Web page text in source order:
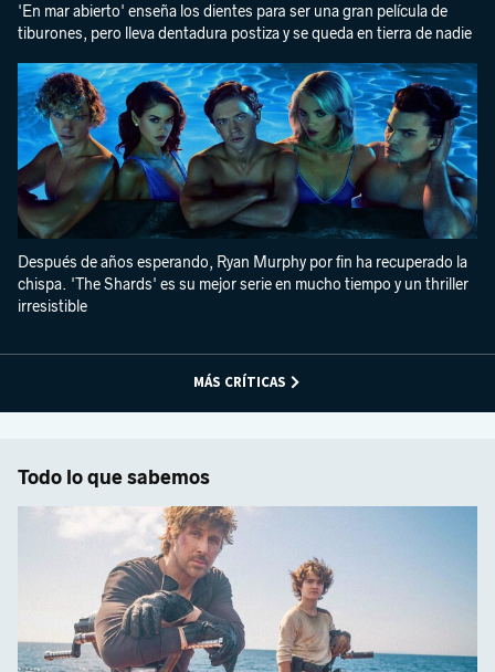
'En mar abierto' enseña los dientes para ser una gran película de
tiburones, pero lleva dentadura postiza y se queda en tierra de nadie
Después de años esperando, Ryan Murphy por fin ha recuperado la
chispa. 'The Shards' es su mejor serie en mucho tiempo y un thriller
irresistible
MÁS CRÍTICAS
Todo lo que sabemos